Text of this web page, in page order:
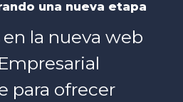
una nueva etapa
la nueva web
para ofrecer